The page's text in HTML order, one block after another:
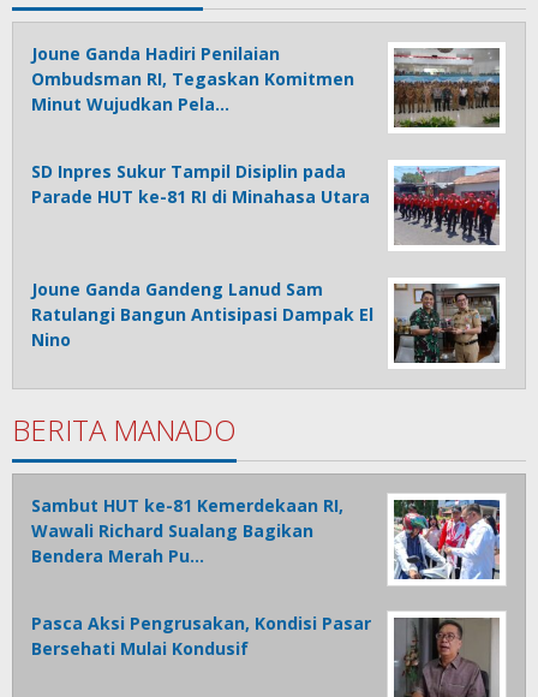
Joune Ganda Hadiri Penilaian
Ombudsman RI, Tegaskan Komitmen
Minut Wujudkan Pela…
SD Inpres Sukur Tampil Disiplin pada
Parade HUT ke-81 RI di Minahasa Utara
Joune Ganda Gandeng Lanud Sam
Ratulangi Bangun Antisipasi Dampak El
Nino
BERITA MANADO
Sambut HUT ke-81 Kemerdekaan RI,
Wawali Richard Sualang Bagikan
Bendera Merah Pu…
Pasca Aksi Pengrusakan, Kondisi Pasar
Bersehati Mulai Kondusif